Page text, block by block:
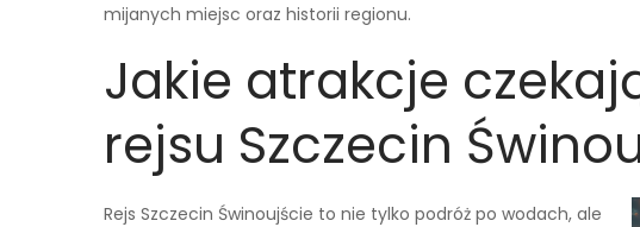
mijanych miejsc oraz historii regionu.
Jakie atrakcje
rejsu Szczecin
Rejs Szczecin Świnoujście to nie tylko podróż po wodach, ale